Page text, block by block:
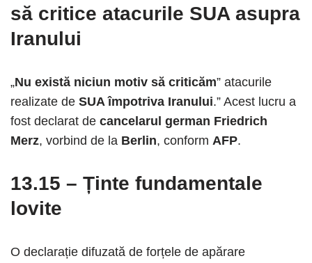
să critice atacurile SUA asupra
Iranului
„Nu există niciun motiv să criticăm” atacurile
realizate de SUA împotriva Iranului.” Acest lucru a
fost declarat de cancelarul german Friedrich
Merz, vorbind de la Berlin, conform AFP.
13.15 – Ținte fundamentale
lovite
O declarație difuzată de forțele de apărare